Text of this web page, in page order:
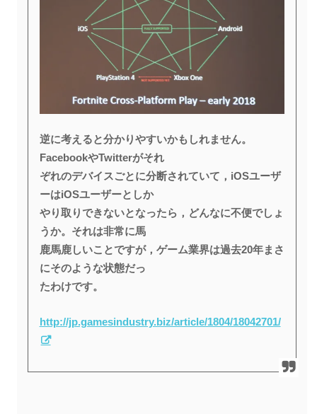
逆に考えると分かりやすいかもしれません。
FacebookやTwitterがそれ
ぞれのデバイスごとに分断されていて，iOSユーザ
ーはiOSユーザーとしか
やり取りできないとなったら，どんなに不便でしょ
うか。それは非常に馬
鹿馬鹿しいことですが，ゲーム業界は過去20年まさ
にそのような状態だっ
たわけです。
http://jp.gamesindustry.biz/article/1804/18042701/